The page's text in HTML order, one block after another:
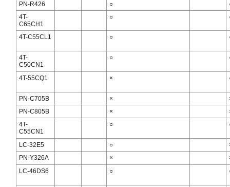
PN-R426
○
4T-
C65CH1
○
4T-C55CL1 ○
4T-
C50CN1
○
4T-55CQ1 ×
PN-C705B ×
PN-C805B
×
4T-
C55CN1
○
LC-32E5 ○
PN-Y326A
×
LC-46DS6
○